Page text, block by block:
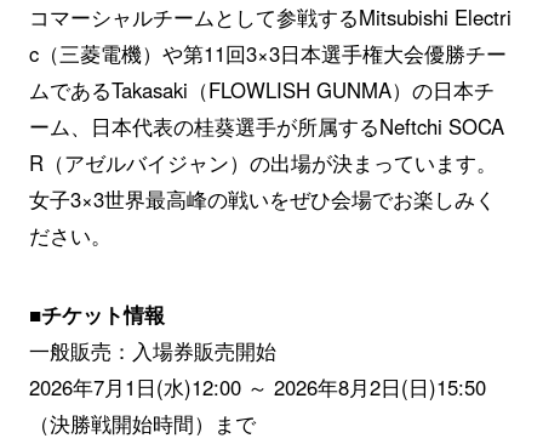
コマーシャルチームとして参戦するMitsubishi Electri
c（三菱電機）や第11回3×3日本選手権大会優勝チー
ムであるTakasaki（FLOWLISH GUNMA）の日本チ
ーム、日本代表の桂葵選手が所属するNeftchi SOCA
R（アゼルバイジャン）の出場が決まっています。
女子3×3世界最高峰の戦いをぜひ会場でお楽しみく
ださい。
■チケット情報
一般販売：入場券販売開始
2026年7月1日(水)12:00 ～ 2026年8月2日(日)15:50
（決勝戦開始時間）まで